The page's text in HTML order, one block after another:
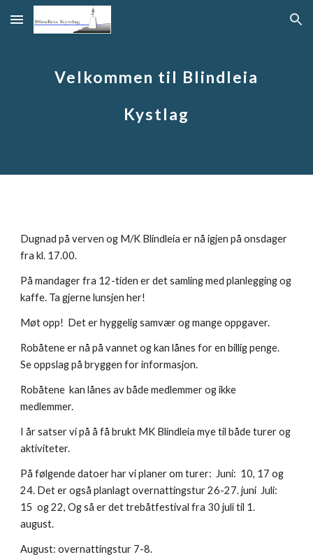
Skip to main content Skip to navigation
Velkommen til Blindleia
Kystlag
Dugnad på verven og M/K Blindleia er nå igjen på onsdager
fra kl. 17.00.
På mandager fra 12-tiden er det samling med planlegging og
kaffe. Ta gjerne lunsjen her!
Møt opp! Det er hyggelig samvær og mange oppgaver.
Robåtene er nå på vannet og kan lånes for en billig penge.
Se oppslag på bryggen for informasjon.
Robåtene kan lånes av både medlemmer og ikke
medlemmer.
I år satser vi på å få brukt MK Blindleia mye til både turer og
aktiviteter.
På følgende datoer har vi planer om turer: Juni: 10, 17 og
24. Det er også planlagt overnattingstur 26-27. juni Juli:
15 og 22, Og så er det trebåtfestival fra 30 juli til 1.
august.
August: overnattingstur 7-8.